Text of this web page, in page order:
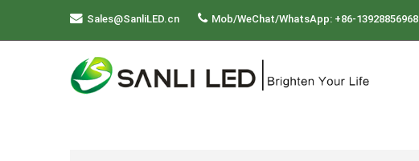
Sales@SanliLED.cn Mob/WeChat/WhatsApp: +86-13928856968